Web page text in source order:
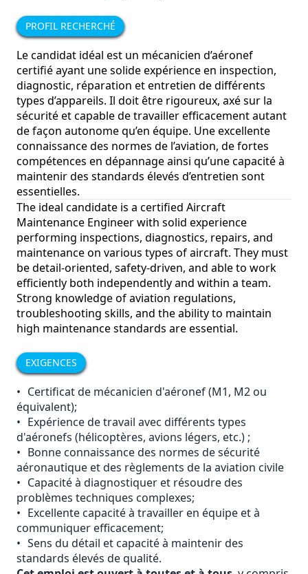
PROFIL RECHERCHÉ
Le candidat idéal est un mécanicien d’aéronef
certifié ayant une solide expérience en inspection,
diagnostic, réparation et entretien de différents
types d’appareils. Il doit être rigoureux, axé sur la
sécurité et capable de travailler efficacement autant
de façon autonome qu’en équipe. Une excellente
connaissance des normes de l’aviation, de fortes
compétences en dépannage ainsi qu’une capacité à
maintenir des standards élevés d’entretien sont
essentielles.
The ideal candidate is a certified Aircraft
Maintenance Engineer with solid experience
performing inspections, diagnostics, repairs, and
maintenance on various types of aircraft. They must
be detail-oriented, safety-driven, and able to work
efficiently both independently and within a team.
Strong knowledge of aviation regulations,
troubleshooting skills, and the ability to maintain
high maintenance standards are essential.
EXIGENCES
• Certificat de mécanicien d'aéronef (M1, M2 ou
équivalent);
• Expérience de travail avec différents types
d'aéronefs (hélicoptères, avions légers, etc.) ;
• Bonne connaissance des normes de sécurité
aéronautique et des règlements de la aviation civile
• Capacité à diagnostiquer et résoudre des
problèmes techniques complexes;
• Excellente capacité à travailler en équipe et à
communiquer efficacement;
• Sens du détail et capacité à maintenir des
standards élevés de qualité.